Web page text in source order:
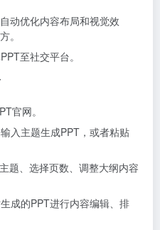
动优化内容布局和视觉效
。
至社交平台。
官网。
入主题生成PPT，或者粘贴
题、选择页数、调整大纲内容
成的PPT进行内容编辑、排